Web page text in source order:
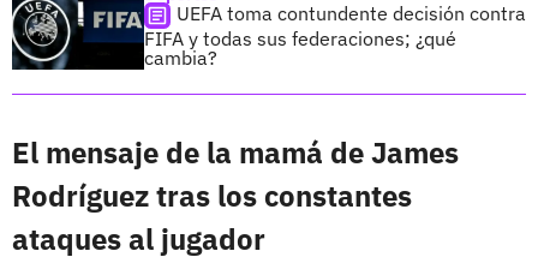
UEFA toma contundente decisión contra
FIFA y todas sus federaciones; ¿qué
cambia?
El mensaje de la mamá de James
Rodríguez tras los constantes
ataques al jugador